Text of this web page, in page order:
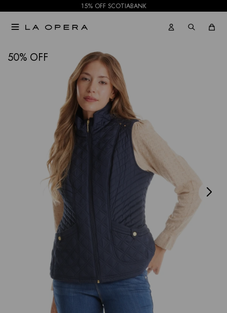
15% OFF SCOTIABANK

50 NOTIFICARME